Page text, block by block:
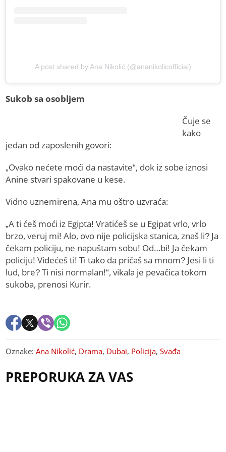
A post shared by Ana Nikolić (@ananikolicofficial)
Sukob sa osobljem
Čuje se
kako
jedan od zaposlenih govori:
„Ovako nećete moći da nastavite“, dok iz sobe iznosi
Anine stvari spakovane u kese.
Vidno uznemirena, Ana mu oštro uzvraća:
„A ti ćeš moći iz Egipta! Vratićeš se u Egipat vrlo, vrlo
brzo, veruj mi! Alo, ovo nije policijska stanica, znaš li? Ja
čekam policiju, ne napuštam sobu! Od…bi! Ja čekam
policiju! Videćeš ti! Ti tako da pričaš sa mnom? Jesi li ti
lud, bre? Ti nisi normalan!“, vikala je pevačica tokom
sukoba, prenosi Kurir.
Oznake:Ana Nikolić, Drama, Dubai, Policija,Svađa
PREPORUKA ZA VAS